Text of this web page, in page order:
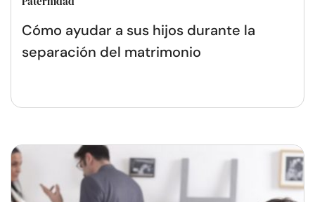
Cómo ayudar a sus hijos durante la
separación del matrimonio